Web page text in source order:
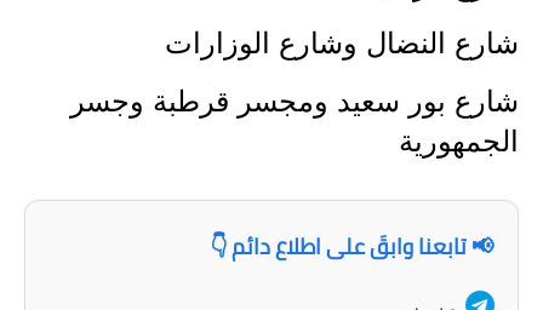
دروس
المرحلة الابتدائية
المرحلة الاعدادية
شارع النضال وشارع الوزارات
شارع بور سعيد ومجسر قرطبة وجسر
الجمهورية
📢 تابعنا وابقَ على اطلاع دائم 👇